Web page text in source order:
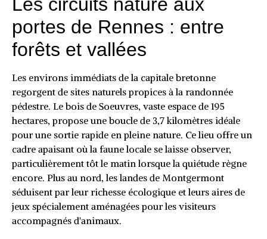
portes de Rennes : entre
forêts et vallées
Les environs immédiats de la capitale bretonne
regorgent de sites naturels propices à la randonnée
pédestre. Le bois de Soeuvres, vaste espace de 195
hectares, propose une boucle de 3,7 kilomètres idéale
pour une sortie rapide en pleine nature. Ce lieu offre un
cadre apaisant où la faune locale se laisse observer,
particulièrement tôt le matin lorsque la quiétude règne
encore. Plus au nord, les landes de Montgermont
séduisent par leur richesse écologique et leurs aires de
jeux spécialement aménagées pour les visiteurs
accompagnés d'animaux.